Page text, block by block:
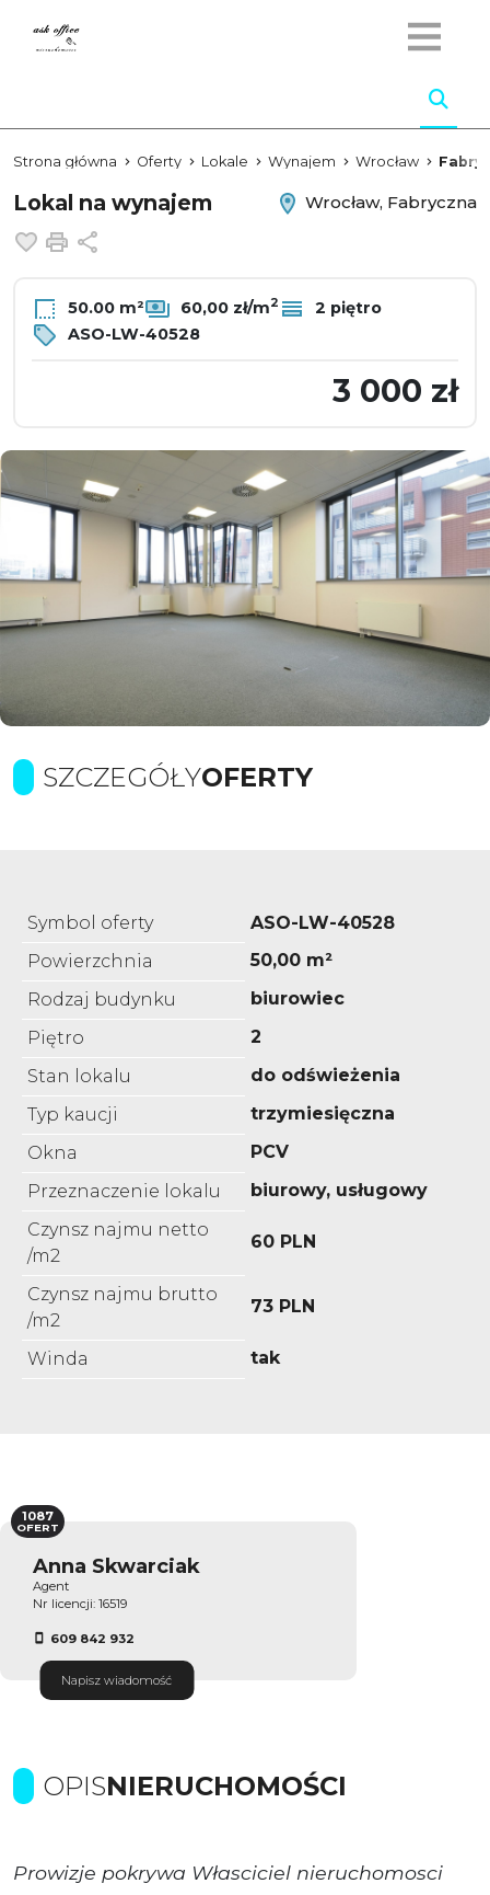
Strona główna Oferty Lokale Wynajem Wrocław
Lokal na wynajem
Wrocław, Fabryczna
Dodaj do ulubionych
Drukuj
50.00 m² 60,00 zł/m2
2 piętro
ASO-LW-40528
3 000 zł
SZCZEGÓŁYOFERTY
Symbol oferty
ASO-LW-40528
Powierzchnia
50,00 m²
Rodzaj budynku
biurowiec
Piętro
2
Stan lokalu
do odświeżenia
Typ kaucji
trzymiesięczna
Okna
PCV
Przeznaczenie lokalu
biurowy, usługowy
Czynsz najmu netto
/m2
60 PLN
Czynsz najmu brutto
/m2
73 PLN
Winda tak
Anna Skwarciak
Agent
Nr licencji: 16519
609 842 932
Napisz wiadomość
1087
OFERT
OPISNIERUCHOMOŚCI
Prowizje pokrywa Własciciel nieruchomosci